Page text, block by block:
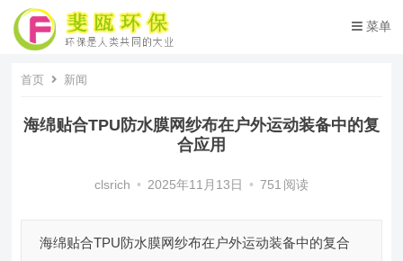
菜单
首页 新闻
海绵贴合TPU防水膜网纱布在户外运动装备中的复
合应用
clsrich • 2025年11月13日 • 751 阅读
海绵贴合TPU防水膜网纱布在户外运动装备中的复合